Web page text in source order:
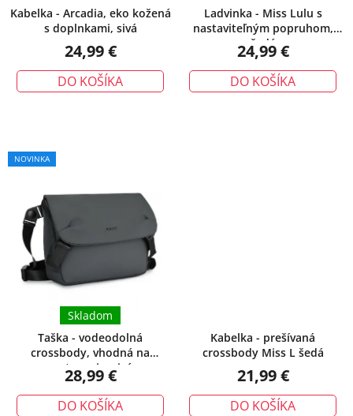
v
k
v
Kabelka - Arcadia, eko kožená
s doplnkami, sivá
24,99 €
DO KOŠÍKA
Ladvinka - Miss Lulu s
nastaviteľným popruhom,
šedá
24,99 €
DO KOŠÍKA
NOVINKA
Taška - vodeodolná
crossbody, vhodná na
cestovanie, sivá
Skladom
28,99 €
DO KOŠÍKA
Kabelka - prešívaná
crossbody Miss L šedá
21,99 €
DO KOŠÍKA